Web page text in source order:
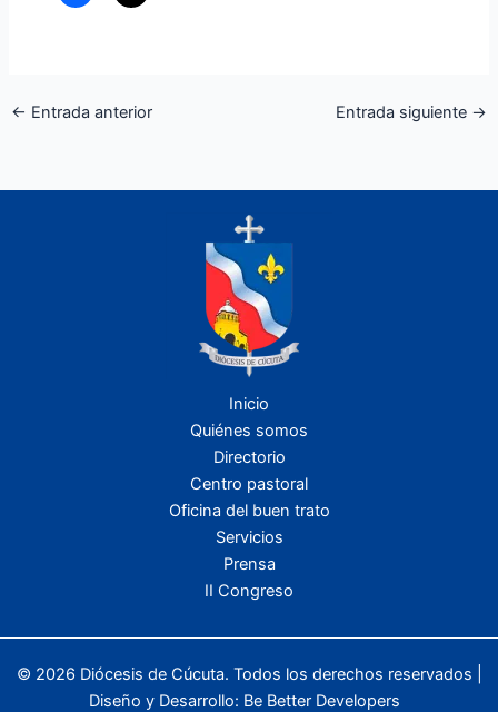
← Entrada anterior Entrada siguiente →
Inicio
Quiénes somos
Directorio
Centro pastoral
Oficina del buen trato
Servicios
Prensa
II Congreso
© 2026 Diócesis de Cúcuta. Todos los derechos reservados |
Diseño y Desarrollo: Be Better Developers